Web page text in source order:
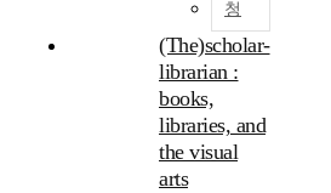
청
(The)scholar-
librarian :
books,
libraries, and
the visual
arts